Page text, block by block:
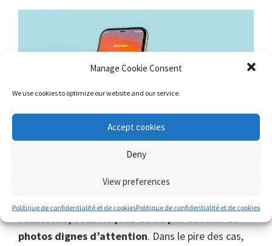
Manage Cookie Consent
We use cookies to optimize our website and our service.
Accept cookies
Deny
View preferences
Politique de confidentialité et de cookiesPolitique de confidentialité et de cookies
aspects les plus excitants de la visite d’un nouvel
endroit. Cependant,
si vous ne faites aucune
recherche, vous risquez de ne pas obtenir de
photos dignes d’attention. Dans le pire des cas,